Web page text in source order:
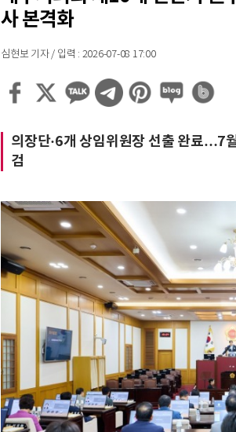
사 본격화
심현보 기자 / 입력 : 2026-07-08 17:00
의장단·6개 상임위원장 선출 완료…7
검